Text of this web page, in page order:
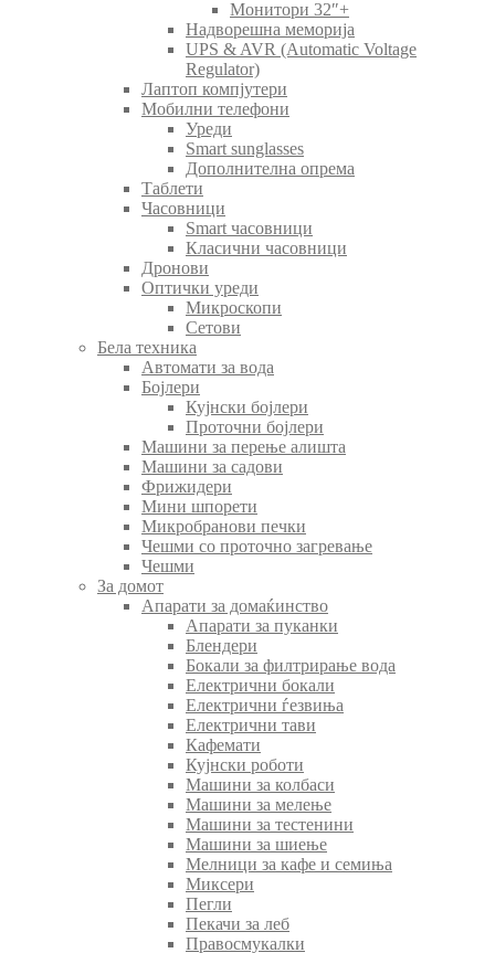
Монитори 32″+
Надворешна меморија
UPS & AVR (Automatic Voltage
Regulator)
Лаптоп компјутери
Мобилни телефони
Уреди
Smart sunglasses
Дополнителна опрема
Таблети
Часовници
Smart часовници
Класични часовници
Дронови
Оптички уреди
Микроскопи
Сетови
Бела техника
Автомати за вода
Бојлери
Кујнски бојлери
Проточни бојлери
Машини за перење алишта
Машини за садови
Фрижидери
Мини шпорети
Микробранови печки
Чешми со проточно загревање
Чешми
За домот
Апарати за домаќинство
Апарати за пуканки
Блендери
Бокали за филтрирање вода
Електрични бокали
Електрични ѓезвиња
Електрични тави
Кафемати
Кујнски роботи
Машини за колбаси
Машини за мелење
Машини за тестенини
Машини за шиење
Мелници за кафе и семиња
Миксери
Пегли
Пекачи за леб
Правосмукалки